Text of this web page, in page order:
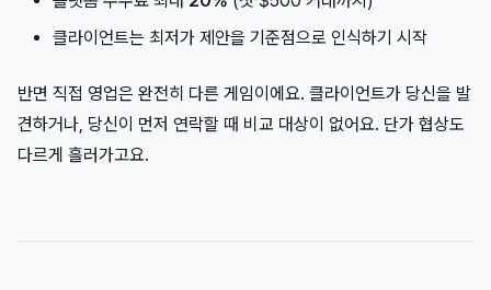
클라이언트는 최저가 제안을 기준점으로 인식하기 시작
반면 직접 영업은 완전히 다른 게임이에요. 클라이언트가 당신을 발
견하거나, 당신이 먼저 연락할 때 비교 대상이 없어요. 단가 협상도
다르게 흘러가고요.